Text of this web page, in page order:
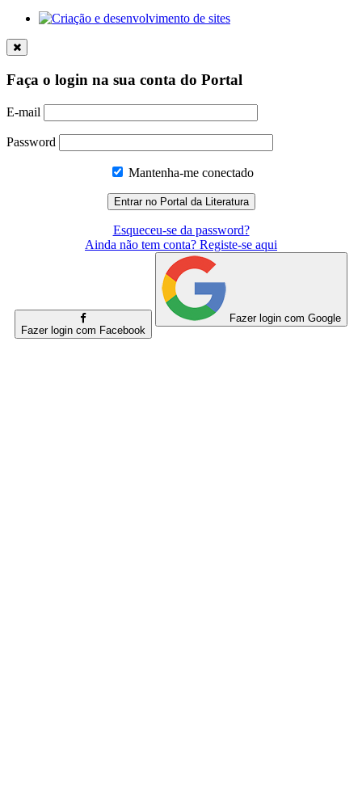
Faça o login na sua conta do Portal
E-mail
Password
Mantenha-me conectado
Esqueceu-se da password?
Ainda não tem conta? Registe-se aqui
Fazer login com Facebook
Fazer login com Google